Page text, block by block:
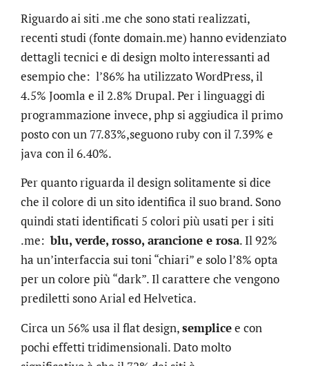
Riguardo ai siti .me che sono stati realizzati,
recenti studi (fonte domain.me) hanno evidenziato
dettagli tecnici e di design molto interessanti ad
esempio che: l’86% ha utilizzato WordPress, il
4.5% Joomla e il 2.8% Drupal. Per i linguaggi di
programmazione invece, php si aggiudica il primo
posto con un 77.83%,seguono ruby con il 7.39% e
java con il 6.40%.
Per quanto riguarda il design solitamente si dice
che il colore di un sito identifica il suo brand. Sono
quindi stati identificati 5 colori più usati per i siti
.me:blu, verde, rosso, arancione e rosa. Il 92%
ha un’interfaccia sui toni “chiari” e solo l’8% opta
per un colore più “dark”. Il carattere che vengono
prediletti sono Arial ed Helvetica.
Circa un 56% usa il flat design,semplicee con
pochi effetti tridimensionali. Dato molto